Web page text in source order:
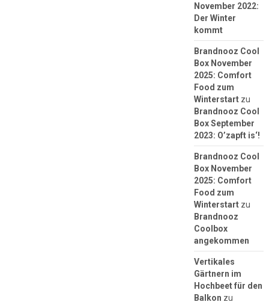
November 2022:
Der Winter
kommt
Brandnooz Cool
Box November
2025: Comfort
Food zum
Winterstartzu
Brandnooz Cool
Box September
2023: O’zapft is‘!
Brandnooz Cool
Box November
2025: Comfort
Food zum
Winterstartzu
Brandnooz
Coolbox
angekommen
Vertikales
Gärtnern im
Hochbeet für den
Balkon zu